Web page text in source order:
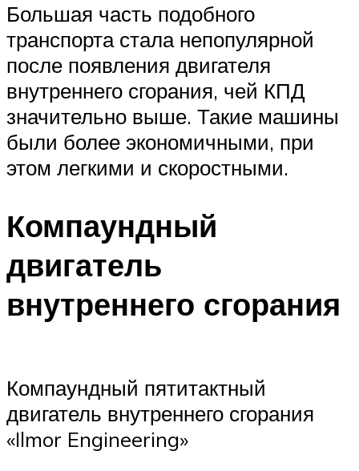
Большая часть подобного
транспорта стала непопулярной
после появления двигателя
внутреннего сгорания, чей КПД
значительно выше. Такие машины
были более экономичными, при
этом легкими и скоростными.
Компаундный
двигатель
внутреннего сгорания
Компаундный пятитактный
двигатель внутреннего сгорания
«Ilmor Engineering»